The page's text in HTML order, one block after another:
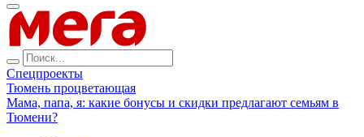
Спецпроекты
Тюмень процветающая
Мама, папа, я: какие бонусы и скидки предлагают семьям в
Тюмени?